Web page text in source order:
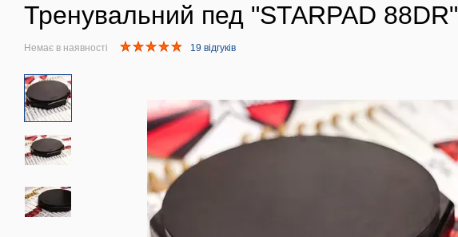
Тренувальний пед "STARPAD 88DR"
Немає в наявності 19 відгуків